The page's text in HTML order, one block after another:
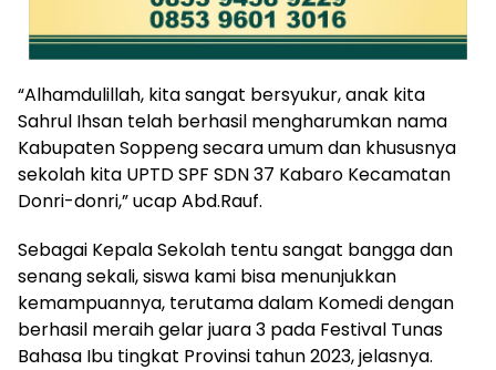
“Alhamdulillah, kita sangat bersyukur, anak kita
Sahrul Ihsan telah berhasil mengharumkan nama
Kabupaten Soppeng secara umum dan khususnya
sekolah kita UPTD SPF SDN 37 Kabaro Kecamatan
Donri-donri,” ucap Abd.Rauf.
Sebagai Kepala Sekolah tentu sangat bangga dan
senang sekali, siswa kami bisa menunjukkan
kemampuannya, terutama dalam Komedi dengan
berhasil meraih gelar juara 3 pada Festival Tunas
Bahasa Ibu tingkat Provinsi tahun 2023, jelasnya.